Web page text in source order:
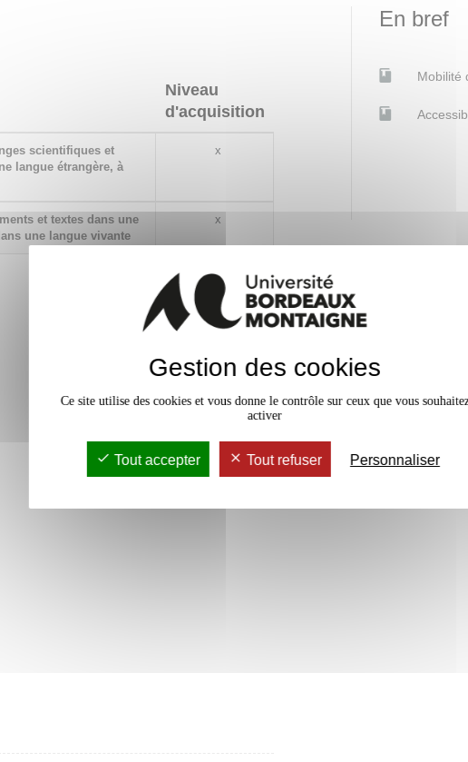
Niveau
d'acquisition
scientifiques et
langue étrangère, à
x
et textes dans une
une langue vivante
x
En bref
Mobilité
Gestion des cookies
Ce site utilise des cookies et vous donne le contrôle sur ceux que vous
activer
Tout accepter Tout refuser Personnaliser